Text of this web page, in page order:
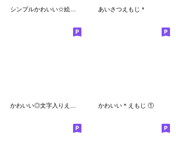
あいさつえもじ *
かわいい◎文字入りえもじ #1 かわいい＊えもじ ①